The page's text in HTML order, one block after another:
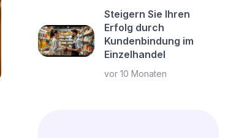
Steigern Sie Ihren
Erfolg durch
Kundenbindung im
Einzelhandel
vor 10 Monaten